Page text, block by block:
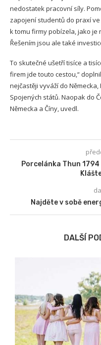
nedostatek pracovní síly.
zapojení studentů do praxí
k tomu firmy pobízela, jako
Řešením jsou ale také
To skutečné ušetří tisíce a
firem jde touto cestou,“
nejčastěji vyváží do
Spojených států. Naopak do
Německa a Číny, uvedl.
Porcelánka Thun
Najděte v sobě
DALŠÍ